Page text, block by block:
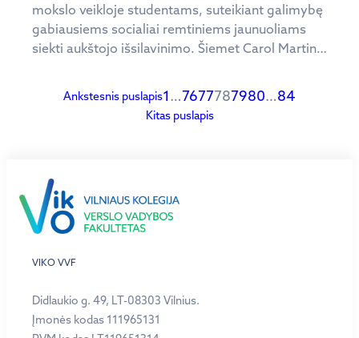
mokslo veikloje studentams, suteikiant galimybę
gabiausiems socialiai remtiniems jaunuoliams
siekti aukštojo išsilavinimo. Šiemet Carol Martin…
Ankstesnis puslapis1…7677787980…84
Kitas puslapis
VIKO VVF
Didlaukio g. 49, LT-08303 Vilnius.
Įmonės kodas 111965131